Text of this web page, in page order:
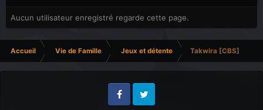
Aucun utilisateur enregistré regarde cette page.
Accueil Vie de Famille Jeux et détente Takwira [CBS]
FacebookTwitter